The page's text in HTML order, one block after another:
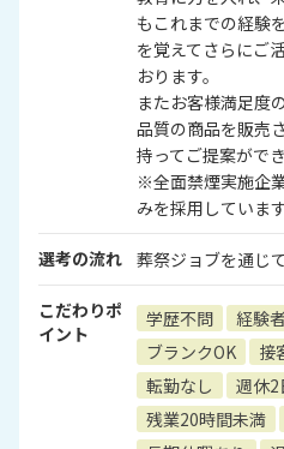
もこれまでの経験
を覚えてさらにご
おります。
またお客様満足度
品質の商品を販売
持ってご提案がで
※全面禁煙実施企
みを採用しています
選考の流れ 葬祭ジョブを通じ
こだわりポ
イント
学歴不問 経験
ブランクOK
接
転勤なし
週休2
残業20時間未満